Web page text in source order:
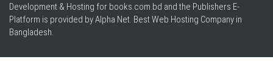
Development & Hosting for books.com.bd and the Publishers E-
Platform is provided by Alpha Net. BestWeb Hosting Company in
Bangladesh.